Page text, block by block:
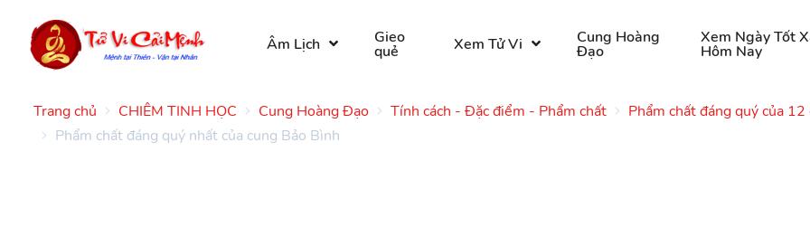
Âm Lịch Gieo
quẻ Xem Tử Vi Cung Hoàng
Đạo
Xem Ngày Tốt
Hôm Nay
Trang chủ CHIÊM TINH HỌC Cung Hoàng Đạo Tính cách - Đặc điểm - Phẩm chất
Phẩm chất đáng quý của
Phẩm chất đáng quý nhất của cung Bảo Bình